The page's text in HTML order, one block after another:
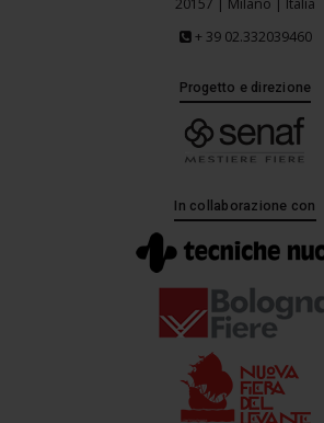
20157 | Milano | Italia
+ 39 02.332039460
Progetto e direzione
In collaborazione con